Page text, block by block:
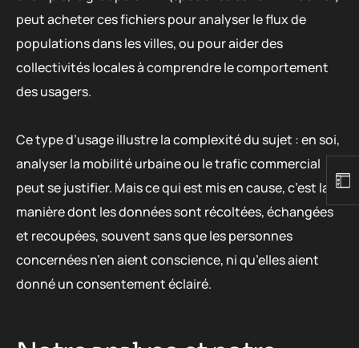
peut acheter ces fichiers pour analyser le flux de
populations dans les villes, ou pour aider des
collectivités locales à comprendre le comportement
des usagers.
Ce type d’usage illustre la complexité du sujet : en soi,
analyser la mobilité urbaine ou le trafic commercial
peut se justifier. Mais ce qui est mis en cause, c’est la
manière dont les données sont récoltées, échangées
et recoupées, souvent sans que les personnes
concernées n’en aient conscience, ni qu’elles aient
donné un consentement éclairé.